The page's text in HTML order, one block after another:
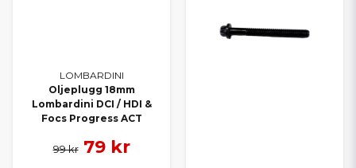
LOMBARDINI
Oljeplugg 18mm
Lombardini DCI / HDI &
Focs Progress ACT
99 kr 79 kr